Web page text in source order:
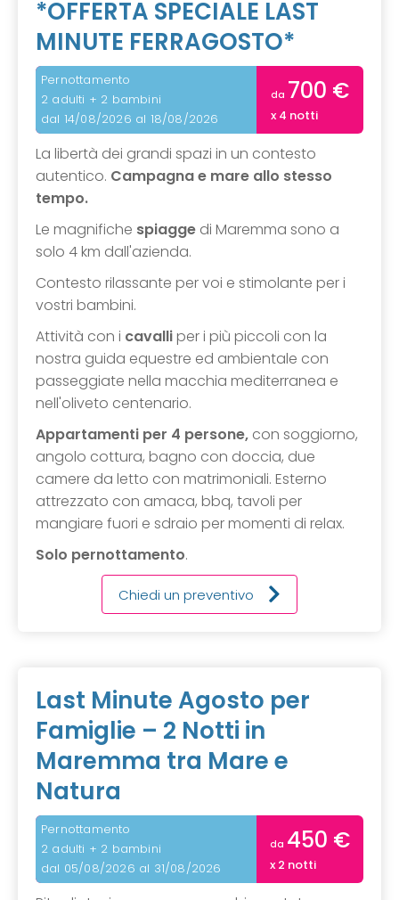
*OFFERTA SPECIALE LAST
MINUTE FERRAGOSTO*
Pernottamento
2 adulti + 2 bambini
dal 14/08/2026 al 18/08/2026
da 700 €
x 4 notti
La libertà dei grandi spazi in un contesto
autentico. Campagna e mare allo stesso
tempo.
Le magnifiche spiagge di Maremma sono a
solo 4 km dall'azienda.
Contesto rilassante per voi e stimolante per i
vostri bambini.
Attività con i cavalliper i più piccoli con la
nostra guida equestre ed ambientale con
passeggiate nella macchia mediterranea e
nell'oliveto centenario.
Appartamenti per 4 persone, con soggiorno,
angolo cottura, bagno con doccia, due
camere da letto con matrimoniali. Esterno
attrezzato con amaca, bbq, tavoli per
mangiare fuori e sdraio per momenti di relax.
Solo pernottamento.
Chiedi un preventivo
Last Minute Agosto per
Famiglie – 2 Notti in
Maremma tra Mare e
Natura
Pernottamento
2 adulti + 2 bambini
dal 05/08/2026 al 31/08/2026
da 450 €
x 2 notti